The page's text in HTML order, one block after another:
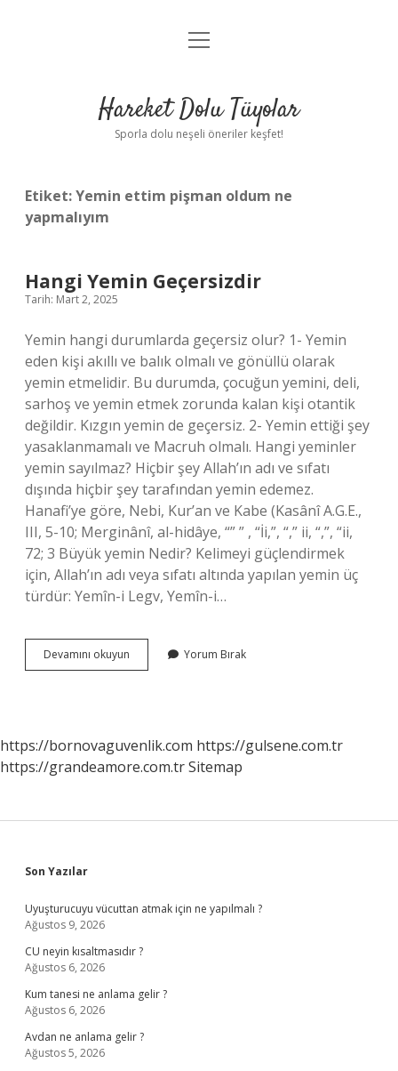
Anasayfa
Yasal Uyarı
menüyü
Hareket Dolu Tüyolar
Sporla dolu neşeli öneriler keşfet!
Etiket:Yemin ettim pişman oldum ne
yapmalıyım
Hangi Yemin Geçersizdir
Tarih: Mart 2, 2025
Yemin hangi durumlarda geçersiz olur? 1- Yemin
eden kişi akıllı ve balık olmalı ve gönüllü olarak
yemin etmelidir. Bu durumda, çocuğun yemini, deli,
sarhoş ve yemin etmek zorunda kalan kişi otantik
değildir. Kızgın yemin de geçersiz. 2- Yemin ettiği şey
yasaklanmamalı ve Macruh olmalı. Hangi yeminler
yemin sayılmaz? Hiçbir şey Allah’ın adı ve sıfatı
dışında hiçbir şey tarafından yemin edemez.
Hanafi’ye göre, Nebi, Kur’an ve Kabe (Kasânî A.G.E.,
III, 5-10; Merginânî, al-hidâye, “” ” , “İi,”, “,” ii, “,”, “ii,
72; 3 Büyük yemin Nedir? Kelimeyi güçlendirmek
için, Allah’ın adı veya sıfatı altında yapılan yemin üç
türdür: Yemîn-i Legv, Yemîn-i…
Devamını okuyun
Yemin
Yorum Bırak
https://bornovaguvenlik.com https://gulsene.com.tr
https://grandeamore.com.trSitemap
Sidebar
Son Yazılar
Uyuşturucuyu vücuttan atmak için ne yapılmalı ?
Ağustos 9, 2026
CU neyin kısaltmasıdır ?
Ağustos 6, 2026
Kum tanesi ne anlama gelir ?
Ağustos 6, 2026
Avdan ne anlama gelir ?
Ağustos 5, 2026